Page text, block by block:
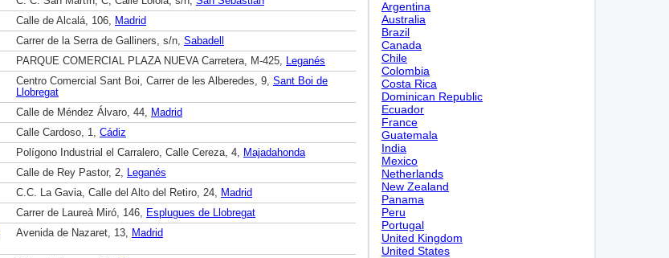
Calle de Alcalá, 106, Madrid
Carrer de la Serra de Galliners, s/n, Sabadell
PARQUE COMERCIAL PLAZA NUEVA Carretera, M-425, Leganés
Centro Comercial Sant Boi, Carrer de les Alberedes, 9, Sant Boi de
Llobregat
Calle de Méndez Álvaro, 44, Madrid
Calle Cardoso, 1, Cádiz
Polígono Industrial el Carralero, Calle Cereza, 4, Majadahonda
Calle de Rey Pastor, 2, Leganés
C.C. La Gavia, Calle del Alto del Retiro, 24, Madrid
Carrer de Laureà Miró, 146, Esplugues de Llobregat
Avenida de Nazaret, 13, Madrid
Argentina
Australia
Brazil
Canada
Chile
Colombia
Costa Rica
Dominican Republic
Ecuador
France
Guatemala
India
Mexico
Netherlands
New Zealand
Panama
Peru
Portugal
United Kingdom
United States